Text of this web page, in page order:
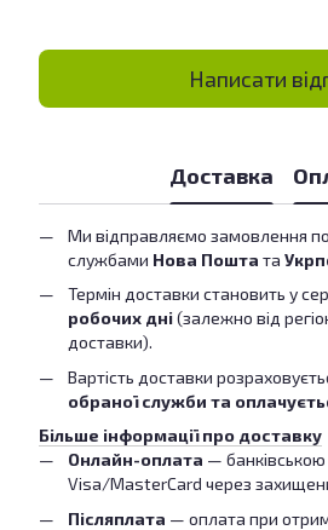
Написати
Доставка
Ми відправляємо замовлення по
службами Нова Пошта та
Термін доставки становить у
робочих дні(залежно від
доставки).
Вартість доставки
обраної служби та
Більше інформації про доставку
Онлайн-оплата —
Visa/MasterCard через
Післяплата — оплата при